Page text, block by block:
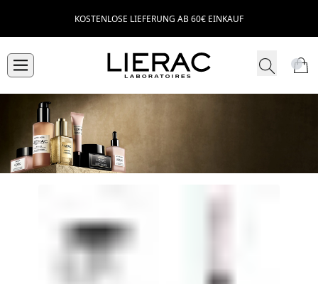
KOSTENLOSE LIEFERUNG AB 60€ EINKAUF